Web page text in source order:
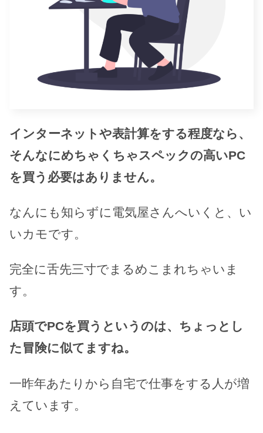
インターネットや表計算をする程度なら、
そんなにめちゃくちゃスペックの高いPC
を買う必要はありません。
なんにも知らずに電気屋さんへいくと、い
いカモです。
完全に舌先三寸でまるめこまれちゃいま
す。
店頭でPCを買うというのは、ちょっとし
た冒険に似てますね。
一昨年あたりから自宅で仕事をする人が増
えています。